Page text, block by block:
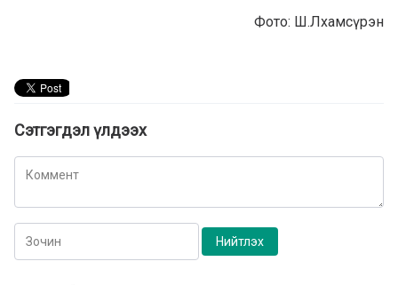
Фото: Ш.Лхамсүрэн
Сэтгэгдэл үлдээх